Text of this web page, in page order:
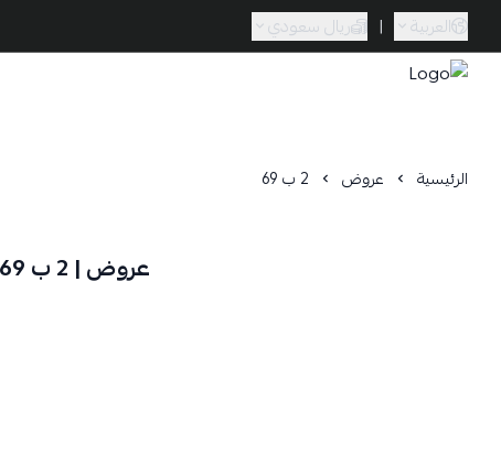
العربية | ريال سعودي
الرئيسية عروض 2 ب 69
عروض | 2 ب 69